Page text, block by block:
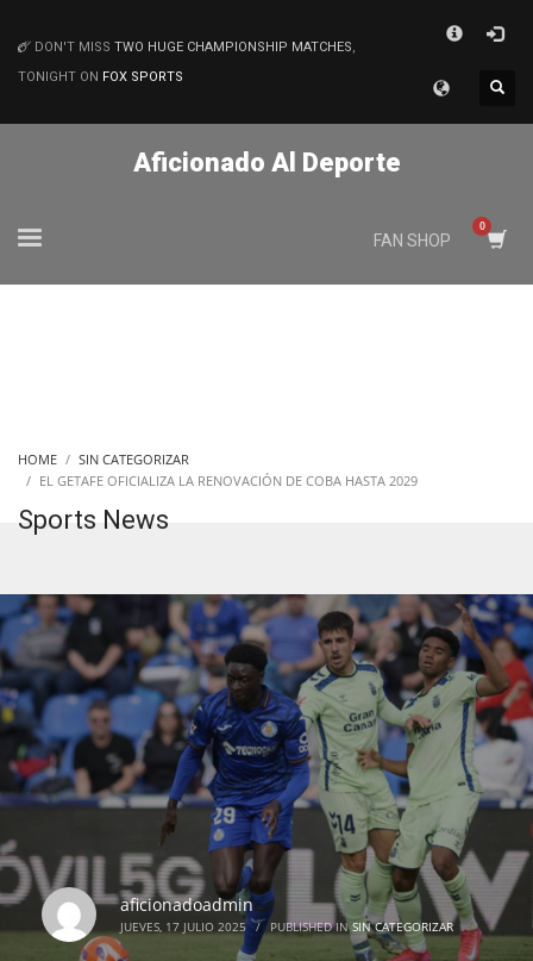
MATCHES
DON'T MISS TWO HUGE CHAMPIONSHIP MATCHES,
TONIGHT ON FOX SPORTS
Aficionado Al Deporte
FAN SHOP
HOME
SIN CATEGORIZAR
EL GETAFE OFICIALIZA LA RENOVACIÓN DE COBA HASTA 2029
Sports News
aficionadoadmin
JUEVES, 17 JULIO 2025 / PUBLISHED INSIN CATEGORIZAR